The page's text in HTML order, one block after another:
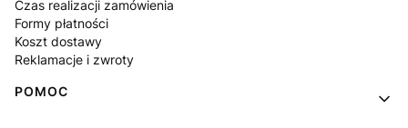
Czas realizacji zamówienia
Formy płatności
Koszt dostawy
Reklamacje i zwroty
POMOC